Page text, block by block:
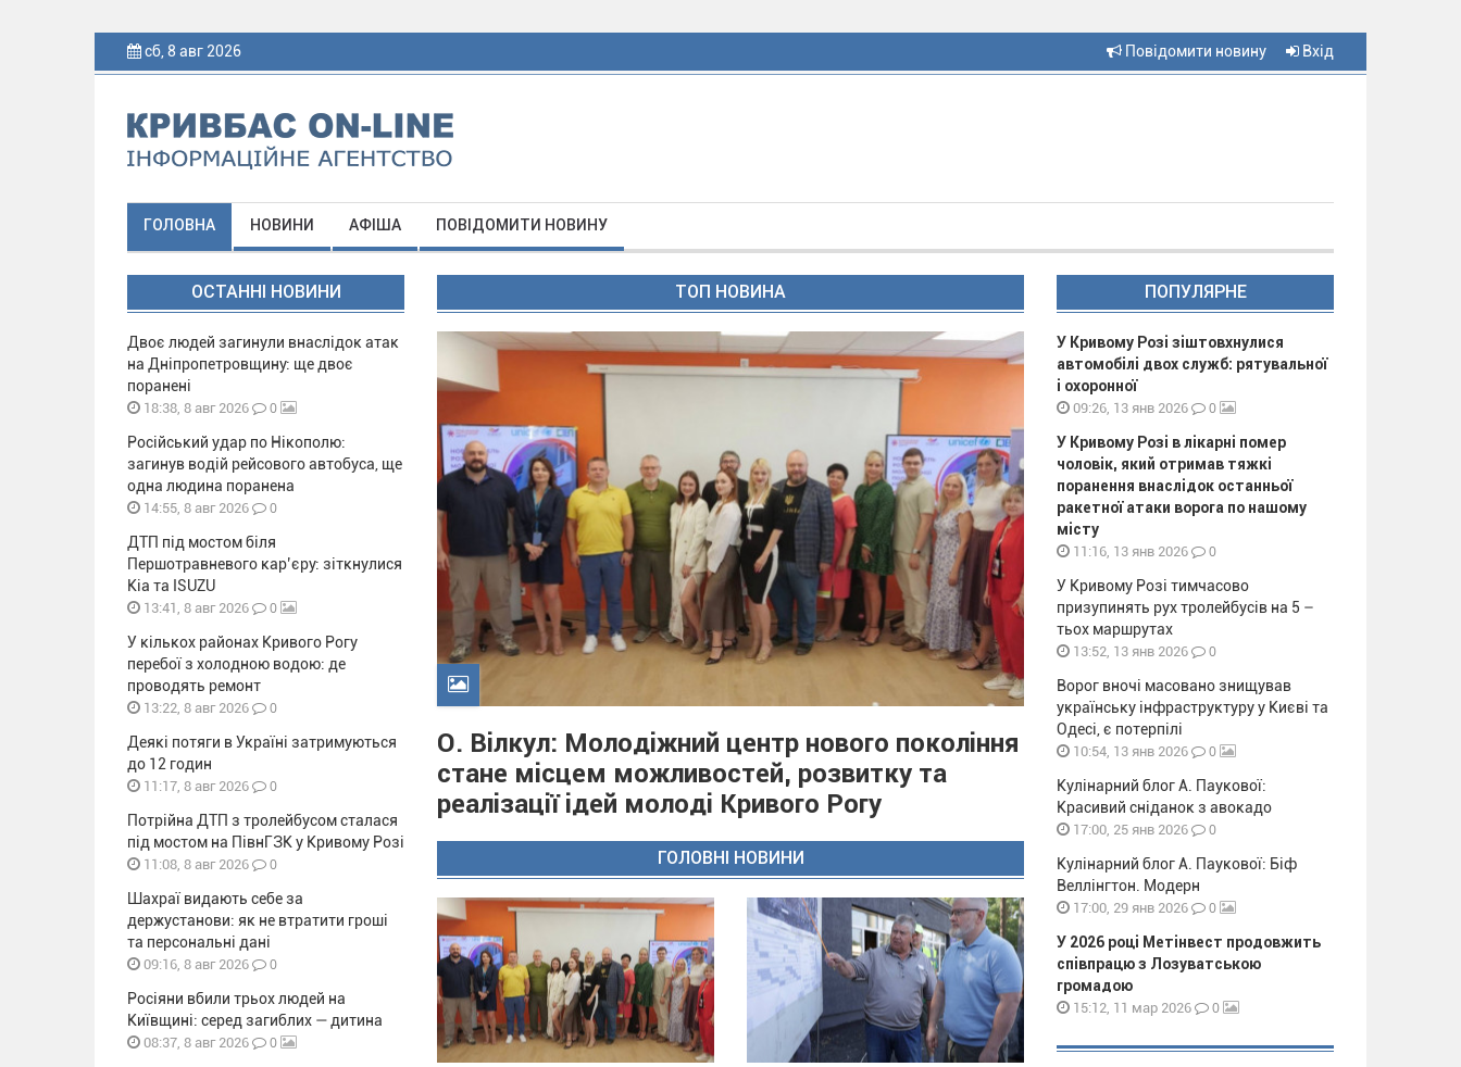
сб, 8 авг 2026 Повідомити новину Вхід
ГОЛОВНА НОВИНИ АФІША ПОВІДОМИТИ НОВИНУ
ОСТАННІ НОВИНИ
Двоє людей загинули внаслідок атак
на Дніпропетровщину: ще двоє
поранені
18:38, 8 авг 2026 0
Російський удар по Нікополю:
загинув водій рейсового автобуса, ще
одна людина поранена
14:55, 8 авг 2026 0
ДТП під мостом біля
Першотравневого кар’єру: зіткнулися
Kia та ISUZU
13:41, 8 авг 2026 0
У кількох районах Кривого Рогу
перебої з холодною водою: де
проводять ремонт
13:22, 8 авг 2026 0
Деякі потяги в Україні затримуються
до 12 годин
11:17, 8 авг 2026 0
Потрійна ДТП з тролейбусом сталася
під мостом на ПівнГЗК у Кривому Розі
11:08, 8 авг 2026 0
Шахраї видають себе за
держустанови: як не втратити гроші
та персональні дані
09:16, 8 авг 2026 0
Росіяни вбили трьох людей на
Київщині: серед загиблих — дитина
08:37, 8 авг 2026 0
ТОП НОВИНА
О. Вілкул: Молодіжний центр нового покоління
стане місцем можливостей, розвитку та
реалізації ідей молоді Кривого Рогу
ГОЛОВНІ НОВИНИ
ПОПУЛЯРНЕ
У Кривому Розі зіштовхнулися
автомобілі двох служб: рятувальної
і охоронної
09:26, 13 янв 2026 0
У Кривому Розі в лікарні помер
чоловік, який отримав тяжкі
поранення внаслідок останньої
ракетної атаки ворога по нашому
місту
11:16, 13 янв 2026 0
У Кривому Розі тимчасово
призупинять рух тролейбусів на 5 –
тьох маршрутах
13:52, 13 янв 2026 0
Ворог вночі масовано знищував
українську інфраструктуру у Києві та
Одесі, є потерпілі
10:54, 13 янв 2026 0
Кулінарний блог А. Паукової:
Красивий сніданок з авокадо
17:00, 25 янв 2026 0
Кулінарний блог А. Паукової: Біф
Веллінгтон. Модерн
17:00, 29 янв 2026 0
У 2026 році Метінвест продовжить
співпрацю з Лозуватською
громадою
15:12, 11 мар 2026 0